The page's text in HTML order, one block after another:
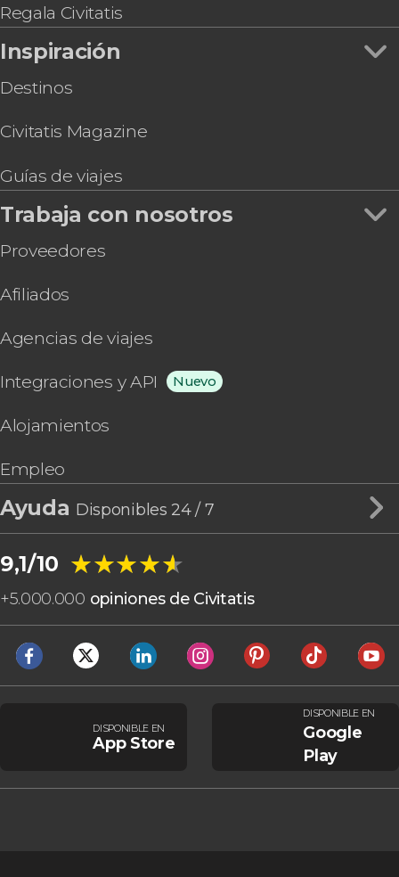
Regala Civitatis
Inspiración
Destinos
Civitatis Magazine
Guías de viajes
Trabaja con nosotros
Proveedores
Afiliados
Agencias de viajes
Integraciones y API Nuevo
Alojamientos
Empleo
Ayuda Disponibles 24 / 7
9,1/10 ★★★★★
★★★★★
+5.000.000 opiniones de Civitatis
DISPONIBLE EN
App Store
DISPONIBLE EN
Google
Play